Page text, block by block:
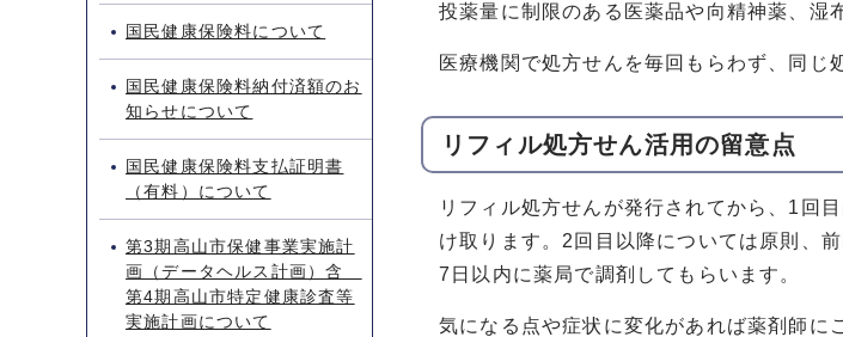
投薬量に制限のある医薬品や向精神薬、湿
医療機関で処方せんを毎回もらわず、同じ
リフィル処方せん活用の留意点
リフィル処方せんが発行されてから、1回
け取ります。2回目以降については原則、
7日以内に薬局で調剤してもらいます。
気になる点や症状に変化があれば薬剤師に
国民健康保険料について
国民健康保険料納付済額のお
知らせについて
国民健康保険料支払証明書
（有料）について
第3期高山市保健事業実施計
画（データヘルス計画）含
第4期高山市特定健康診査等
実施計画について